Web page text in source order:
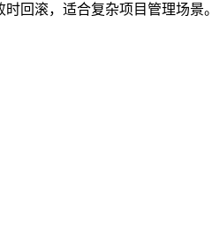
回滚，适合复杂项目管理场景。